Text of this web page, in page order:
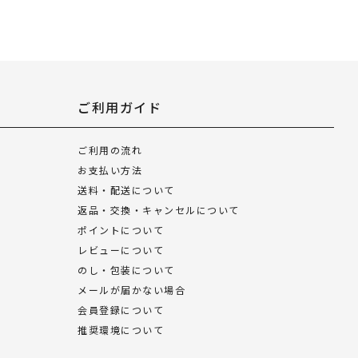
ご利用ガイド
ご利用の流れ
お支払い方法
送料・配送について
返品・交換・キャンセルについて
ポイントについて
レビューについて
のし・包装について
メールが届かない場合
会員登録について
推奨環境について